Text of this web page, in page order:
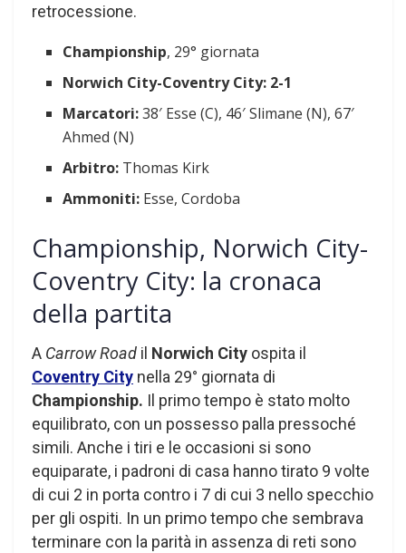
retrocessione.
Championship, 29° giornata
Norwich City-Coventry City: 2-1
Marcatori:38′ Esse (C), 46′ Slimane (N), 67′
Ahmed (N)
Arbitro: Thomas Kirk
Ammoniti: Esse, Cordoba
Championship, Norwich City-
Coventry City: la cronaca
della partita
A Carrow Road il Norwich City ospita il
Coventry City nella 29° giornata di
Championship. Il primo tempo è stato molto
equilibrato, con un possesso palla pressoché
simili. Anche i tiri e le occasioni si sono
equiparate, i padroni di casa hanno tirato 9 volte
di cui 2 in porta contro i 7 di cui 3 nello specchio
per gli ospiti. In un primo tempo che sembrava
terminare con la parità in assenza di reti sono